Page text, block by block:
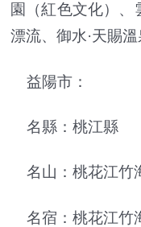
園（紅色文化）
漂流、御水·天賜溫
益陽市：
名縣：桃江縣
名山：桃花江竹
名宿：桃花江竹